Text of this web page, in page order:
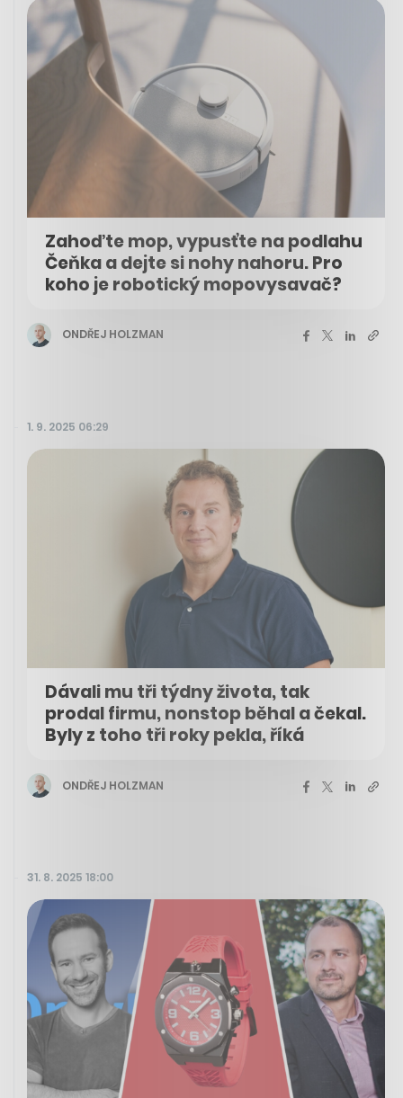
Zahoďte mop, vypusťte na podlahu
Čeňka a dejte si nohy nahoru. Pro
koho je robotický mopovysavač?
ONDŘEJ HOLZMAN
1. 9. 2025 06:29
Dávali mu tři týdny života, tak
prodal firmu, nonstop běhal a čekal.
Byly z toho tři roky pekla, říká
ONDŘEJ HOLZMAN
31. 8. 2025 18:00